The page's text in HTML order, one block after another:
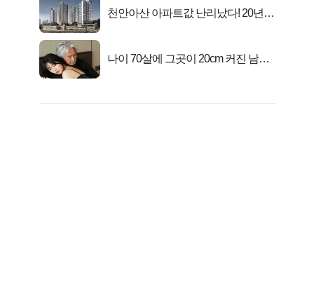
천안아산 아파트값 난리났다! 20년
나이 70살에 그곳이 20cm 커진 남자..